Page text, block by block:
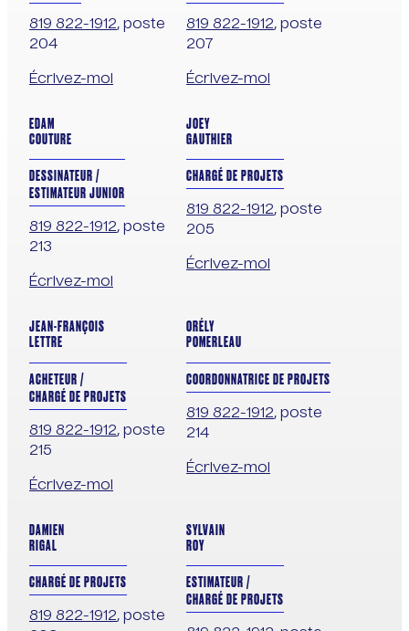
819 822-1912, poste
204
Écrivez-moi
819 822-1912, poste
207
Écrivez-moi
EDAM
COUTURE
DESSINATEUR /
ESTIMATEUR JUNIOR
819 822-1912, poste
213
Écrivez-moi
JOEY
GAUTHIER
CHARGÉ DE PROJETS
819 822-1912, poste
205
Écrivez-moi
JEAN-FRANÇOIS
LETTRE
ACHETEUR /
CHARGÉ DE PROJETS
819 822-1912, poste
215
Écrivez-moi
ORÉLY
POMERLEAU
COORDONNATRICE DE PROJETS
819 822-1912, poste
214
Écrivez-moi
DAMIEN
RIGAL
CHARGÉ DE PROJETS
819 822-1912, poste
SYLVAIN
ROY
ESTIMATEUR /
CHARGÉ DE PROJETS